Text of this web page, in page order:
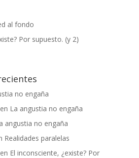
al fondo
Por supuesto. (y 2)
no engaña
La angustia no engaña
angustia no engaña
Realidades paralelas
El inconsciente, ¿existe? Por